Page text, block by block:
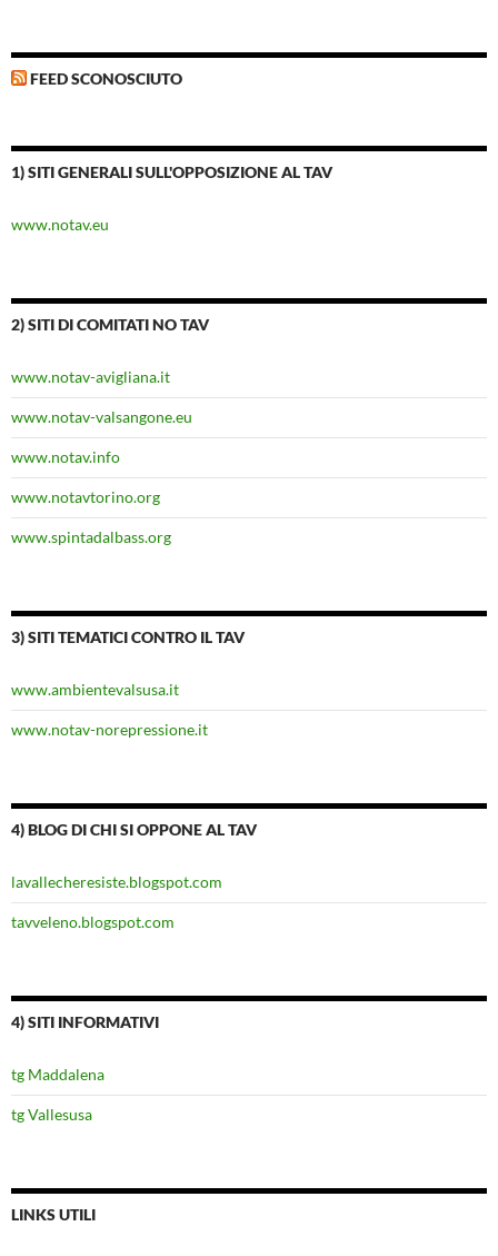
FEED SCONOSCIUTO
1) SITI GENERALI SULL'OPPOSIZIONE AL TAV
www.notav.eu
2) SITI DI COMITATI NO TAV
www.notav-avigliana.it
www.notav-valsangone.eu
www.notav.info
www.notavtorino.org
www.spintadalbass.org
3) SITI TEMATICI CONTRO IL TAV
www.ambientevalsusa.it
www.notav-norepressione.it
4) BLOG DI CHI SI OPPONE AL TAV
lavallecheresiste.blogspot.com
tavveleno.blogspot.com
4) SITI INFORMATIVI
tg Maddalena
tg Vallesusa
LINKS UTILI